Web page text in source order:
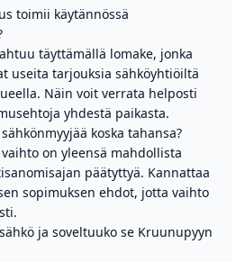
toimii käytännössä
täyttämällä lomake, jonka
useita tarjouksia sähköyhtiöiltä
Näin voit verrata helposti
yhdestä paikasta.
koska tahansa?
on yleensä mahdollista
päätyttyä. Kannattaa
sopimuksen ehdot, jotta vaihto
ja soveltuuko se Kruunupyyn